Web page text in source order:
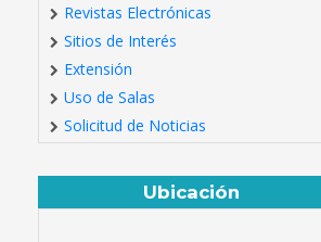
Revistas Electrónicas
Sitios de Interés
Extensión
Uso de Salas
Solicitud de Noticias
Ubicación